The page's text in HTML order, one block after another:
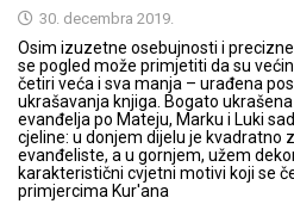
30. decembra 2019.
Osim izuzetne osebujnosti i
se pogled može primjetiti da su
četiri veća i sva manja – urađena
ukrašavanja knjiga. Bogato
evanđelja po Mateju, Marku i Luki
cjeline: u donjem dijelu je kvadratno
evanđeliste, a u gornjem, užem
karakteristični cvjetni motivi koji se
primjercima Kur'ana